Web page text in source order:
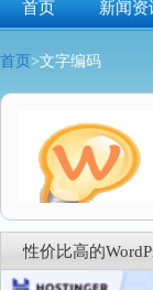
首页 新闻资
首页 >文字编码
性价比高的